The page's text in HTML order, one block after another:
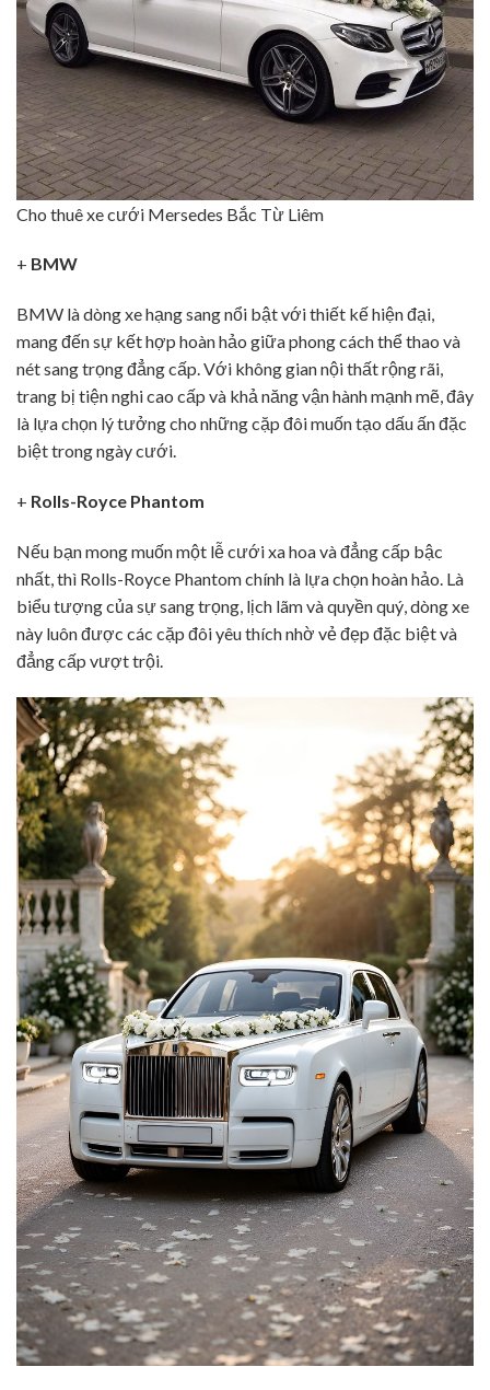
Cho thuê xe cưới Mersedes Bắc Từ Liêm
+ BMW
BMW là dòng xe hạng sang nổi bật với thiết kế hiện đại,
mang đến sự kết hợp hoàn hảo giữa phong cách thể thao và
nét sang trọng đẳng cấp. Với không gian nội thất rộng rãi,
trang bị tiện nghi cao cấp và khả năng vận hành mạnh mẽ, đây
là lựa chọn lý tưởng cho những cặp đôi muốn tạo dấu ấn đặc
biệt trong ngày cưới.
+ Rolls-Royce Phantom
Nếu bạn mong muốn một lễ cưới xa hoa và đẳng cấp bậc
nhất, thì Rolls-Royce Phantom chính là lựa chọn hoàn hảo. Là
biểu tượng của sự sang trọng, lịch lãm và quyền quý, dòng xe
này luôn được các cặp đôi yêu thích nhờ vẻ đẹp đặc biệt và
đẳng cấp vượt trội.